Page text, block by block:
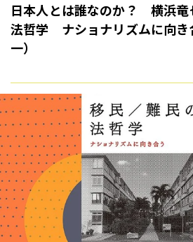
日本人とは誰なのか？ 横浜竜
法哲学 ナショナリズムに向き
一）